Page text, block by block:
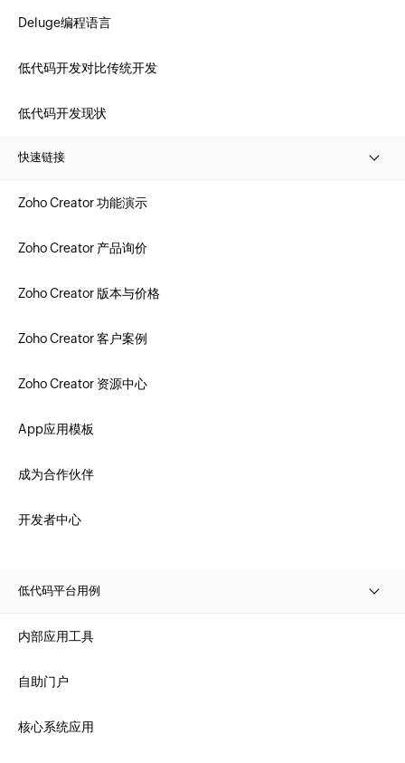
Deluge编程语言
低代码开发对比传统开发
低代码开发现状
快速链接
Zoho Creator 功能演示
Zoho Creator 产品询价
Zoho Creator 版本与价格
Zoho Creator 客户案例
Zoho Creator 资源中心
App应用模板
成为合作伙伴
开发者中心
低代码平台用例
内部应用工具
自助门户
核心系统应用